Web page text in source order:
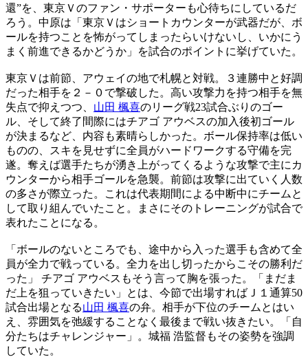
還”を、東京Ｖのファン・サポーターも心待ちにしているだ
ろう。中原は「東京Ｖはショートカウンターが武器だが、ボ
ールを持つことを怖がってしまったらいけないし、いかにう
まく前進できるかどうか」を試合のポイントに挙げていた。
東京Ｖは前節、アウェイの地で札幌と対戦。３連勝中と好調
だった相手を２－０で撃破した。高い攻撃力を持つ相手を無
失点で抑えつつ、 山田 楓喜のリーグ戦23試合ぶりのゴー
ル、そして終了間際にはチアゴ アウベスの加入後初ゴール
が決まるなど、内容も素晴らしかった。ボール保持率は低い
ものの、スキを見せずに全員がハードワークする守備を完
遂。奪えば選手たちが湧き上がってくるような攻撃で主にカ
ウンターから相手ゴールを急襲。前節は攻撃に出ていく人数
の多さが際立った。これは代表期間による中断中にチームと
して取り組んでいたこと。まさにそのトレーニングが試合で
表れたことになる。
「ボールのないところでも、途中から入った選手も含めて全
員が全力で戦っている。全力を出し切ったからこその勝利だ
った」 チアゴ アウベスもそう言って胸を張った。「まだま
だ上を狙っていきたい」とは、今節で出場すればＪ１通算50
試合出場となる山田 楓喜の弁。相手が下位のチームとはい
え、雰囲気を弛緩することなく最後まで戦い抜きたい。「自
分たちはチャレンジャー」。城福 浩監督もその姿勢を強調
していた。